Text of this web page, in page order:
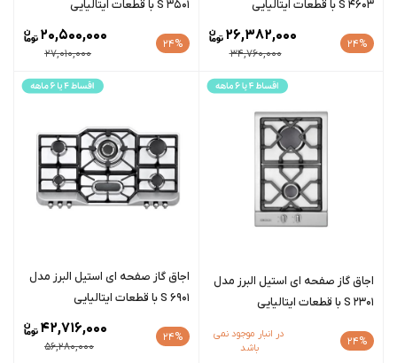
S 4603 با قطعات ایتالیایی
24%
34,760,000
26,382,000
S 3501 با قطعات ایتالیایی
24%
27,010,000
20,500,000
اجاق گاز صفحه ای استیل البرز مدل
S 2301 با قطعات ایتالیایی
24%
در انبار موجود نمی
باشد
اجاق گاز صفحه ای استیل البرز مدل
S 6901 با قطعات ایتالیایی
24%
56,280,000
42,716,000